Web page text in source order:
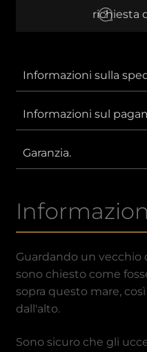
richiesta
Informazioni sulla
Informazioni sul
Garanzia.
Guardando un
sono chiesto come
sopra questo mare,
dall'alto.
Sono sicuro che gli